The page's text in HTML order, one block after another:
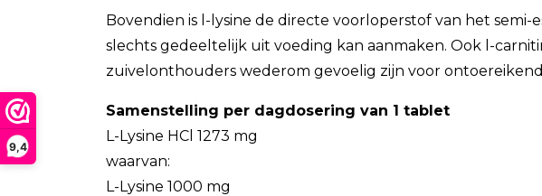
9,4
Bovendien is l-lysine de directe voorloperstof van het
slechts gedeeltelijk uit voeding kan aanmaken. Ook l-
zuivelonthouders wederom gevoelig zijn voor
Samenstelling per dagdosering van 1 tablet
L-Lysine HCl 1273 mg
waarvan:
L-Lysine 1000 mg